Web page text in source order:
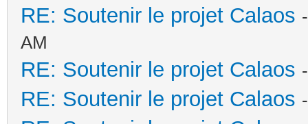
RE: Soutenir le projet Calaos
AM
RE: Soutenir le projet Calaos
RE: Soutenir le projet Calaos